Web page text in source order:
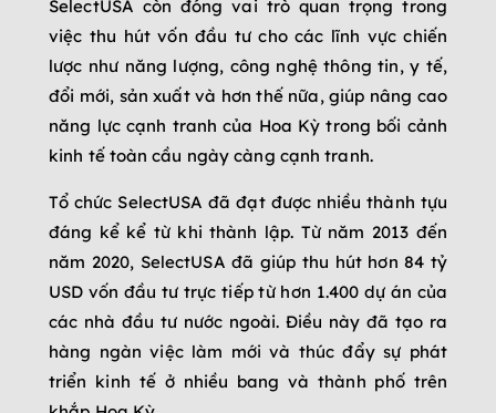
SelectUSA còn đóng vai trò quan trọng trong
việc thu hút vốn đầu tư cho các lĩnh vực chiến
lược như năng lượng, công nghệ thông tin, y tế,
đổi mới, sản xuất và hơn thế nữa, giúp nâng cao
năng lực cạnh tranh của Hoa Kỳ trong bối cảnh
kinh tế toàn cầu ngày càng cạnh tranh.
Tổ chức SelectUSA đã đạt được nhiều thành tựu
đáng kể kể từ khi thành lập. Từ năm 2013 đến
năm 2020, SelectUSA đã giúp thu hút hơn 84 tỷ
USD vốn đầu tư trực tiếp từ hơn 1.400 dự án của
các nhà đầu tư nước ngoài. Điều này đã tạo ra
hàng ngàn việc làm mới và thúc đẩy sự phát
triển kinh tế ở nhiều bang và thành phố trên